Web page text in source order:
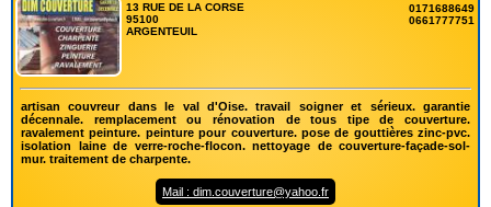
13 RUE DE LA CORSE
95100
ARGENTEUIL
0171688649
0661777751
artisan couvreur dans le val d'Oise. travail soigner et sérieux. garantie
décennale. remplacement ou rénovation de tous tipe de couverture.
ravalement peinture. peinture pour couverture. pose de gouttières zinc-pvc.
isolation laine de verre-roche-flocon. nettoyage de couverture-façade-sol-
mur. traitement de charpente.
Mail : dim.couverture@yahoo.fr